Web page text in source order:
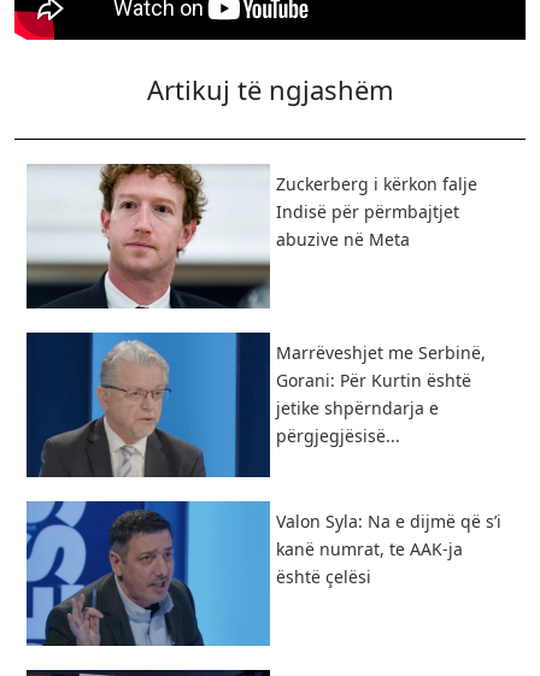
Artikuj të ngjashëm
Zuckerberg i kërkon falje
Indisë për përmbajtjet
abuzive në Meta
Marrëveshjet me Serbinë,
Gorani: Për Kurtin është
jetike shpërndarja e
përgjegjësisë...
Valon Syla: Na e dijmë që s’i
kanë numrat, te AAK-ja
është çelësi